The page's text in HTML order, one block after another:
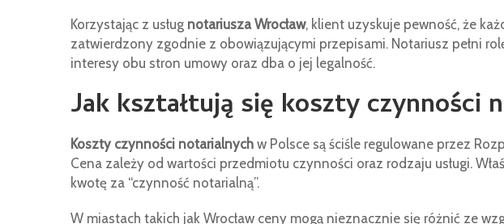
Korzystając z usług notariusza Wrocław, klient uzyskuje pewność, że
zatwierdzony zgodnie z obowiązującymi przepisami. Notariusz pełni
interesy obu stron umowy oraz dba o jej legalność.
Jak kształtują się koszty czynności
Koszty czynności notarialnych w Polsce są ściśle regulowane przez
Cena zależy od wartości przedmiotu czynności oraz rodzaju usługi.
kwotę za “czynność notarialną”.
W miastach takich jak Wrocław ceny mogą nieznacznie się różnić ze